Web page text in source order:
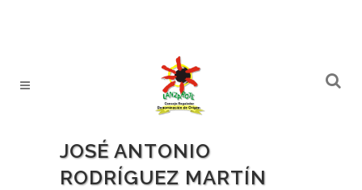
JOSÉ ANTONIO
RODRÍGUEZ MARTÍN